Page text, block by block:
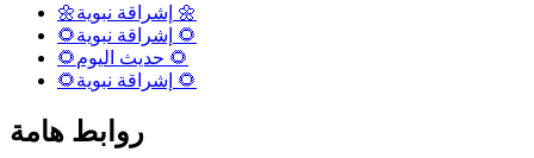
🌼إشراقة نبوية 🌼
🌻إشراقة نبوية 🌻
🌻حديث اليوم 🌻
🌻إشراقة نبوية 🌻
روابط هامة